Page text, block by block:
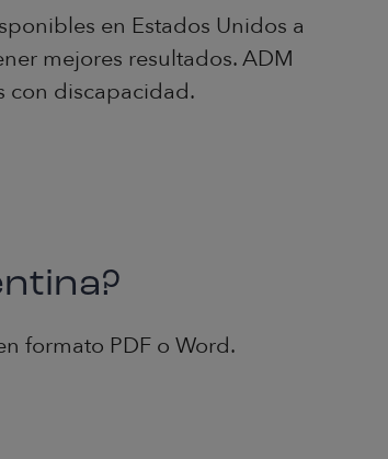
en Estados Unidos a
mejores resultados. ADM
con discapacidad.
formato PDF o Word.